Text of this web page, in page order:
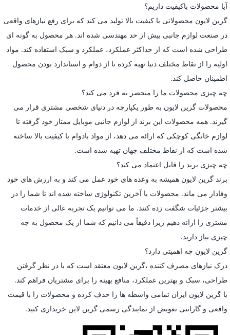
آیا محصولات باکیفیت داریم؟
گرین لایون محصولاتی با کیفیت بالا تولید می کند که برای رفع نیازهای واقعی
در صنعت لوازم جانبی بیش از حد مهندسی شده اند. هر محصول به گونه ای
طراحی شده است که از حداکثر عملکرد، عملکرد و سبک استفاده کند. مواد
اولیه را از نقاط مختلف دنیا تهیه کرده تا از دوام و استاندارد بودن محصول
اطمینان حاصل کند.
چه چیزی محصولات ما را منحصر به فرد می کند؟
محصولات گرین لایون به طور یکپارچه در دنیای شخصی مشتری قرار می
گیرند. همه محصولات این برند از لوازم جانبی موبایل ممتاز خود گرفته تا
لوازم خانگی کوچکی که ارائه می دهد، از مواد بادوام با کیفیت بالا ساخته
شده است که از نقاط مختلف جهان تهیه شده است.
چه چیزی برند را قابل اعتماد می کند؟
برند گرین لایون همیشه به وعده های خود عمل می کند و به ارزش های خود
وفادار می ماند. محصولات با آخرین تکنولوژی ساخته شده اند تا شما را در
بیشتر جزئیات شگفت زده کنند. ما می توانیم یک تجربه عالی از خدمات
مشتری را ارائه دهیم زیرا دقیقاً می دانیم که شما از یک محصول به چه
چیزی نیاز دارید.
گرین لایون چه اهمیتی دارد؟
درک نیازهای مصرف کننده ،گرین لایون معتقد است که با در نظر گرفتن
طراحی، سبک و بهترین عملکرد، منافع بهینه را برای مشتریان فراهم کند.
با گرین لایون ایران تمامی واسطه ها را حذف کرده و محصولات را با قیمت
واقعی و گارانتی تعویض از نمایندگی رسمی گرین لاین خریداری کنید.